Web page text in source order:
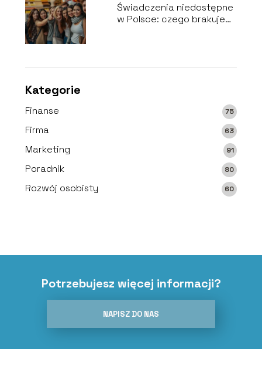
Świadczenia niedostępne
w Polsce: czego brakuje
Kategorie
Finanse 75
Firma 63
Marketing 91
Poradnik 80
Rozwój osobisty 60
Potrzebujesz więcej informacji?
NAPISZ DO NAS